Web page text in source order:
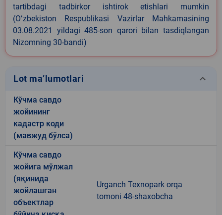
tartibdagi tadbirkor ishtirok etishlari mumkin
(Oʻzbekiston Respublikasi Vazirlar Mahkamasining
03.08.2021 yildagi 485-son qarori bilan tasdiqlangan
Nizomning 30-bandi)
Lot ma’lumotlari keyboard_arrow_down
Кўчма савдо
жойининг
кадастр коди
(мавжуд бўлса)
Кўчма савдо
жойига мўлжал
(яқинида
жойлашган
объектлар
Urganch Texnopark orqa
tomoni 48-shaxobcha